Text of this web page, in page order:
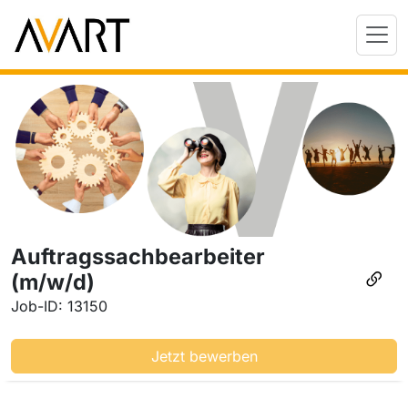
Auftragssachbearbeiter
(m/w/d)
Job-ID: 13150
Jetzt bewerben